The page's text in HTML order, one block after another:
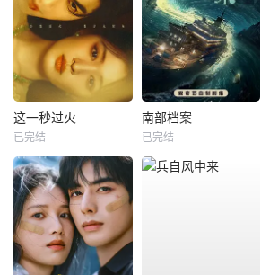
这一秒过火
已完结
南部档案
已完结